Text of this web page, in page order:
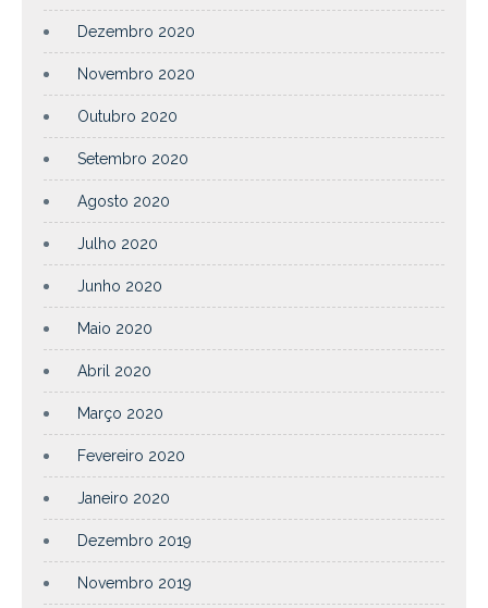
Dezembro 2020
Novembro 2020
Outubro 2020
Setembro 2020
Agosto 2020
Julho 2020
Junho 2020
Maio 2020
Abril 2020
Março 2020
Fevereiro 2020
Janeiro 2020
Dezembro 2019
Novembro 2019